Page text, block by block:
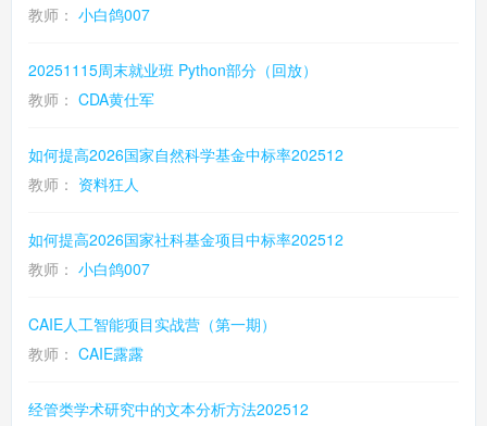
教师： 小白鸽007
20251115周末就业班 Python部分（回放）
教师： CDA黄仕军
如何提高2026国家自然科学基金中标率202512
教师： 资料狂人
如何提高2026国家社科基金项目中标率202512
教师： 小白鸽007
CAIE人工智能项目实战营（第一期）
教师： CAIE露露
经管类学术研究中的文本分析方法202512